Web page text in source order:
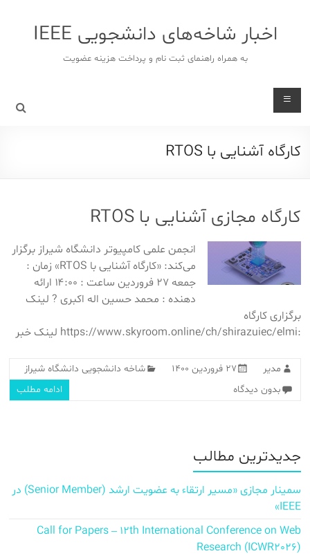
اخبار شاخه‌های دانشجویی IEEE
به همراه راهنمای ثبت نام و پرداخت هزینه عضویت
کارگاه آشنایی با RTOS
کارگاه مجازی آشنایی با RTOS
انجمن علمی کامپیوتر دانشگاه شیراز برگزار
می‌کند: «کارگاه آشنایی با RTOS» زمان :
جمعه ۲۷ فروردین ساعت : ۱۴:۰۰ ارائه
دهنده : محمد حسین اله اکبری ? لینک
برگزاری کارگاه
:https://www.skyroom.online/ch/shirazuiec/elmi لینک خبر
مدیر ۲۷ فروردین ۱۴۰۰
شاخه دانشجویی دانشگاه شیراز
بدون دیدگاه
ادامه مطلب
جدیدترین مطالب
سمینار مجازی «مسیر ارتقاء به عضویت ارشد (Senior Member) در
IEEE»
Call for Papers – 12th International Conference on Web
Research (ICWR2026)